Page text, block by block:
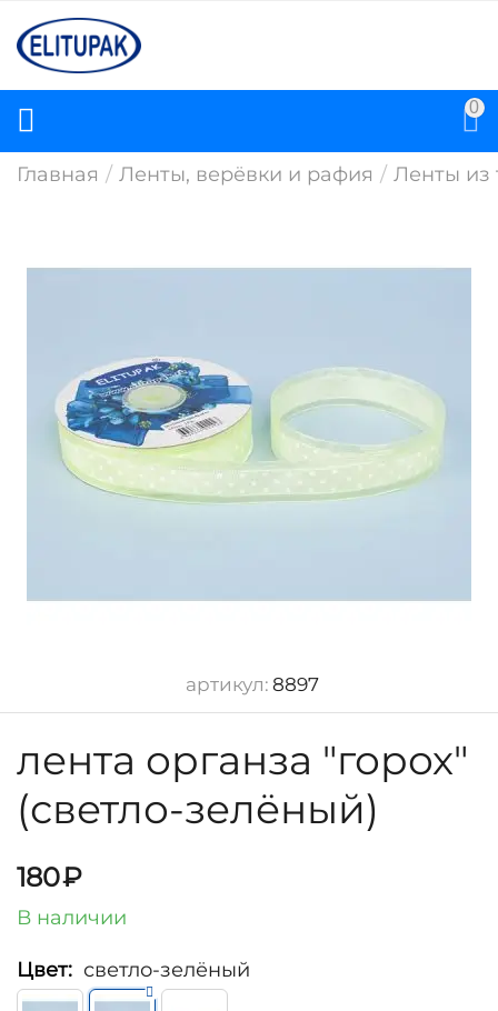
0
Главная / Ленты, верёвки и рафия / Ленты из
артикул: 8897
лента органза "горох"
(светло-зелёный)
180₽
В наличии
Цвет: светло-зелёный